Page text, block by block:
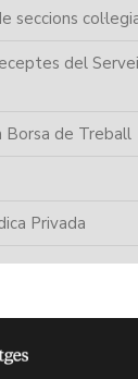
seccions
del
Borsa de Treball
Privada